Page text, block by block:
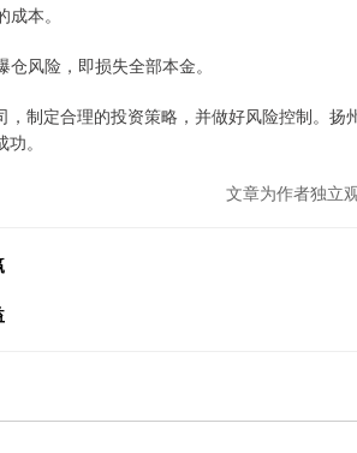
本。
风险，即损失全部本金。
制定合理的投资策略，并做好风险控制。扬
。
文章为作者独立